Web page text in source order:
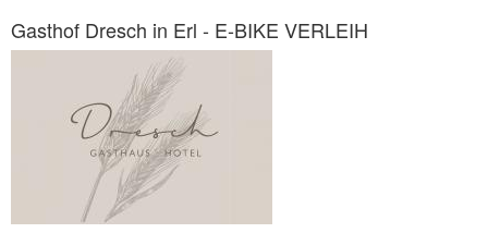
Gasthof Dresch in Erl - E-BIKE VERLEIH